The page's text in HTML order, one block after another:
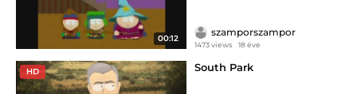
00:12
szamporszampor
1473 views 18 éve
HD South Park